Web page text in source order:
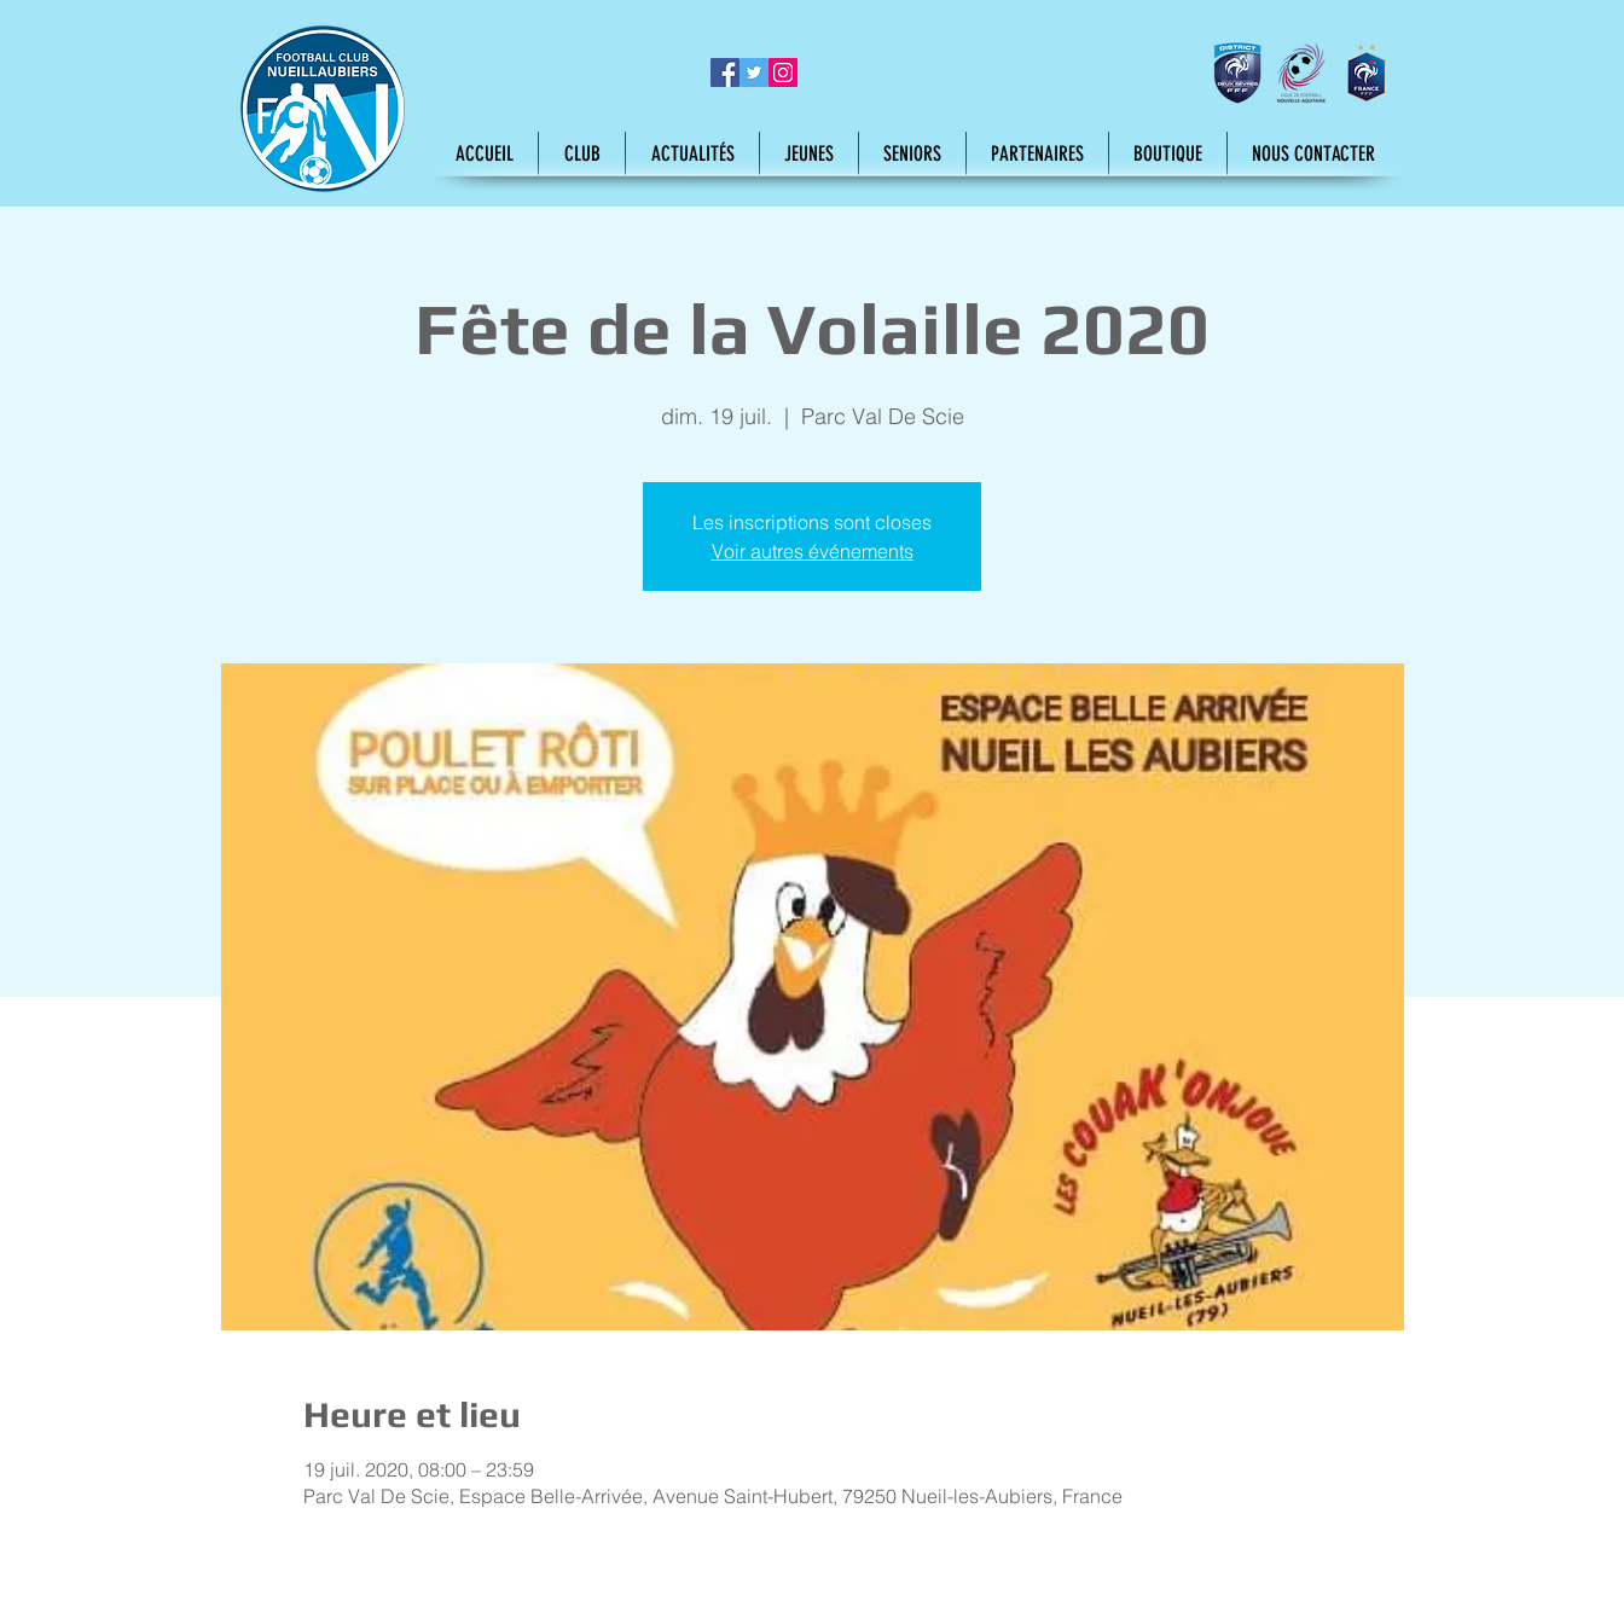
ACCUEIL CLUB ACTUALITÉS JEUNES SENIORS PARTENAIRES BOUTIQUE NOUS CONTACTER
Fête de la Volaille 2020
dim. 19 juil.
  |
Parc Val De Scie
Les inscriptions sont closes
Voir autres événements
Heure et lieu
19 juil. 2020, 08:00 – 23:59
Parc Val De Scie, Espace Belle-Arrivée, Avenue Saint-Hubert, 79250 Nueil-les-Aubiers, France